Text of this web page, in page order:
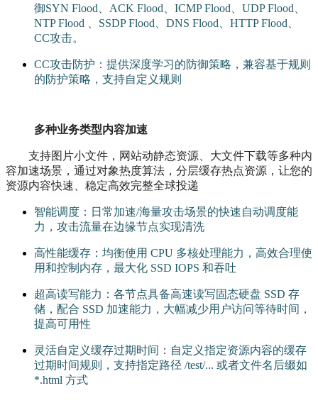
御SYN Flood、ACK Flood、ICMP Flood、UDP Flood、
NTP Flood 、SSDP Flood、DNS Flood、HTTP Flood、
CC攻击。
CC攻击防护：提供深度学习的防御策略，兼容基于规则
的防护策略，支持自定义规则
多种业务类型内容加速
支持图片小文件，网站动静态资源、大文件下载等多种内
容加速场景，通过对象热度算法，分层缓存热点资源，让您的
资源内容快速、稳定高效完整全球投递
智能调度：日常加速/海量攻击场景的快速自动调度能
力，攻击流量在边缘节点实现清洗
高性能缓存：均衡使用 CPU 多核处理能力，高效合理使
用和控制内存，最大化 SSD IOPS 和吞吐
超高读写能力：各节点具备高速读写固态硬盘 SSD 存
储，配合 SSD 加速能力，大幅减少用户访问等待时间，
提高可用性
灵活自定义缓存过期时间：自定义指定资源内容的缓存
过期时间规则，支持指定路径 /test/... 或者文件名后缀如
*.html 方式